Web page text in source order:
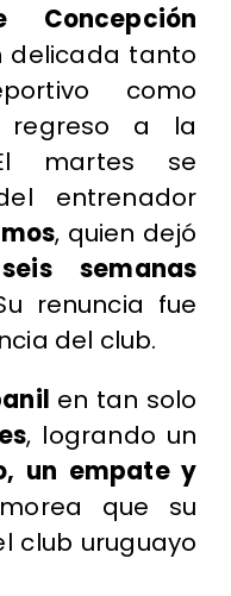
Concepción
delicada tanto
como
regreso a la
martes se
entrenador
, quien dejó
seis semanas
renuncia fue
del club.
en tan solo
, logrando un
un empate y
que su
club uruguayo